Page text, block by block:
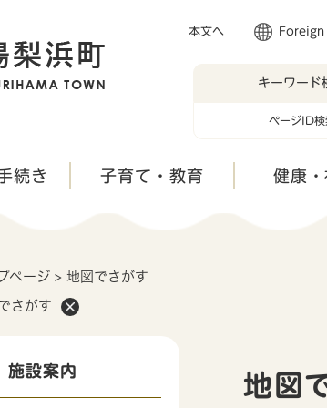
本文へ Foreign
キーワード
ページID検
続き 子育て・教育 健康・
ページ > 地図でさがす
さがす
地図
施設案内